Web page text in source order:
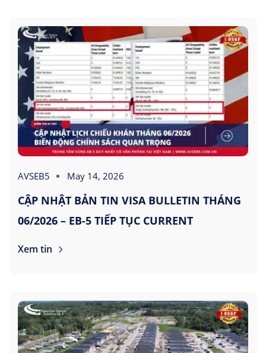
AVSEB5 May 14, 2026
CẬP NHẬT BẢN TIN VISA BULLETIN THÁNG
06/2026 – EB-5 TIẾP TỤC CURRENT
Xem tin